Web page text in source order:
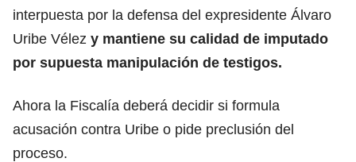
interpuesta por la defensa del expresidente Álvaro
Uribe Vélez y mantiene su calidad de imputado
por supuesta manipulación de testigos.
Ahora la Fiscalía deberá decidir si formula
acusación contra Uribe o pide preclusión del
proceso.